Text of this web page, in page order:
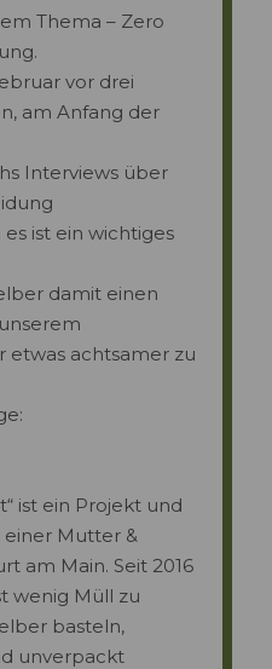
Thema – Zero
vor drei
am Anfang der
Interviews über
ist ein wichtiges
damit einen
etwas achtsamer zu
ist ein Projekt und
einer Mutter &
am Main. Seit 2016
wenig Müll zu
basteln,
unverpackt